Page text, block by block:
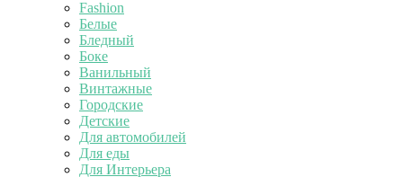
Fashion
Белые
Бледный
Боке
Ванильный
Винтажные
Городские
Детские
Для автомобилей
Для еды
Для Интерьера